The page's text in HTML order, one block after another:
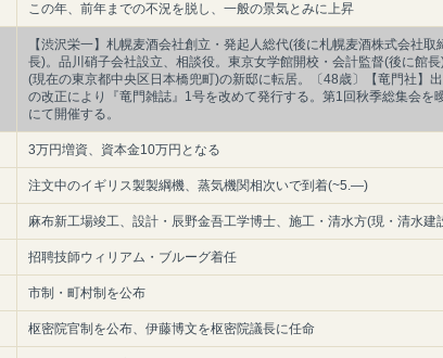
この年、前年までの不況を脱し、一般の景気とみに上昇
【渋沢栄一】札幌麦酒会社創立・発起人総代(後に札幌麦酒株式会社取
長)。品川硝子会社設立、相談役。東京女学館開校・会計監督(後に館
(現在の東京都中央区日本橋兜町)の新邸に転居。〔48歳〕【竜門社】
の改正により『竜門雑誌』1号を改めて発行する。第1回秋季総集会を
にて開催する。
3万円増資、資本金10万円となる
注文中のイギリス製製綱機、蒸気機関相次いで到着(~5.―)
麻布新工場竣工、設計・辰野金吾工学博士、施工・清水方(現・清水建
招聘技師ウィリアム・ブルーグ着任
市制・町村制を公布
枢密院官制を公布、伊藤博文を枢密院議長に任命